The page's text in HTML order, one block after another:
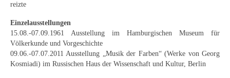
Stillleben
Neues
reizte
Einzelausstellungen
15.08.-07.09.1961 Ausstellung im Hamburgischen Museum für
Völkerkunde und Vorgeschichte
09.06.-07.07.2011 Ausstellung „Musik der Farben“ (Werke von Georg
Kosmiadi) im Russischen Haus der Wissenschaft und Kultur, Berlin